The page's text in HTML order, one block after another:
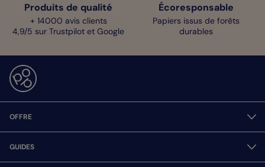
Produits de qualité
+ 14000 avis clients
4,9/5 sur Trustpilot et Google
Écoresponsable
Papiers issus de forêts
durables
OFFRE
GUIDES